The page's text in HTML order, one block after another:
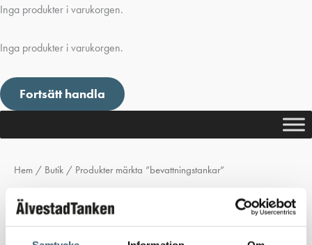
Inga produkter i varukorgen.
Inga produkter i varukorgen.
Fortsätt handla
Hem / Butik / Produkter märkta ”bevattningstankar”
bevattningstankar
Inga produkter hittades som motsvarar ditt val.